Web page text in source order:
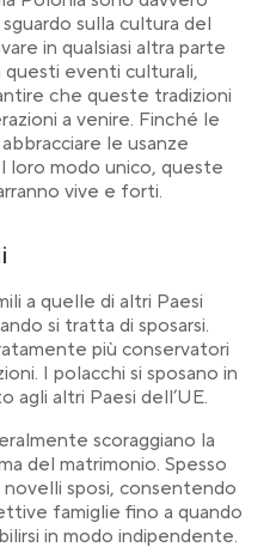
sulla cultura del
in qualsiasi altra parte
questi eventi culturali,
che queste tradizioni
a venire. Finché le
le usanze
loro modo unico, queste
vive e forti.
a quelle di altri Paesi
si tratta di sposarsi.
più conservatori
I polacchi si sposano in
agli altri Paesi dell’UE.
scoraggiano la
del matrimonio. Spesso
sposi, consentendo
famiglie fino a quando
in modo indipendente.